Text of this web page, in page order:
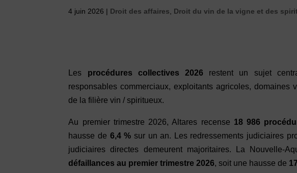
4 juin 2026 | Droit des affaires Droit du vin de la vigne et des
Les procédures collectives 2026 restent un sujet
responsables commerciaux, exploitants agricoles, domaines
de la filière vin / spiritueux.
Au premier trimestre 2026, Altares recense 18 986
hausse de 6,4 % sur un an. Les redressements judiciaires
judiciaires directes demeurent majoritaires. La Nouvelle-
défaillances au premier trimestre 2026, soit une hausse de